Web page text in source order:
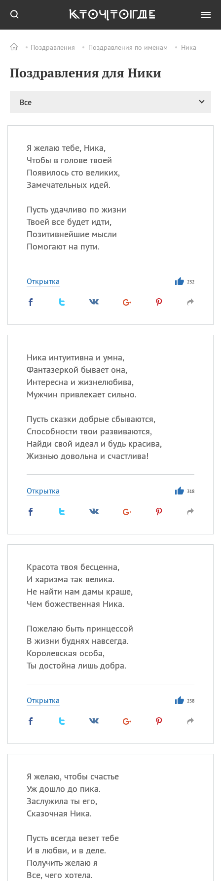
Поздравления Поздравления по именам Ника
Поздравления для Ники
Все
Я желаю тебе, Ника,
Чтобы в голове твоей
Появилось сто великих,
Замечательных идей.
Пусть удачливо по жизни
Твоей все будет идти,
Позитивнейшие мысли
Помогают на пути.
Открытка 232
Ника интуитивна и умна,
Фантазеркой бывает она,
Интересна и жизнелюбива,
Мужчин привлекает сильно.
Пусть сказки добрые сбываются,
Способности твои развиваются,
Найди свой идеал и будь красива,
Жизнью довольна и счастлива!
Открытка 318
Красота твоя бесценна,
И харизма так велика.
Не найти нам дамы краше,
Чем божественная Ника.
Пожелаю быть принцессой
В жизни буднях навсегда.
Королевская особа,
Ты достойна лишь добра.
Открытка 258
Я желаю, чтобы счастье
Уж дошло до пика.
Заслужила ты его,
Сказочная Ника.
Пусть всегда везет тебе
И в любви, и в деле.
Получить желаю я
Все, чего хотела.
ПРАЗДНИКИ Все
11.08 Рождество святителя
12.08
ИМЕНА
Сегодня празднуют именины
Алена Анастасия
происхождение